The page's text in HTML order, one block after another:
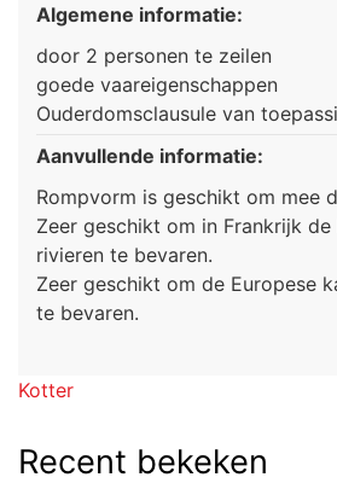
Algemene informatie:
door 2 personen te zeilen
goede vaareigenschappen
Ouderdomsclausule van
Aanvullende informatie:
Rompvorm is geschikt om mee
Zeer geschikt om in Frankrijk de
rivieren te bevaren.
Zeer geschikt om de Europese
te bevaren.
Kotter
Recent bekeken